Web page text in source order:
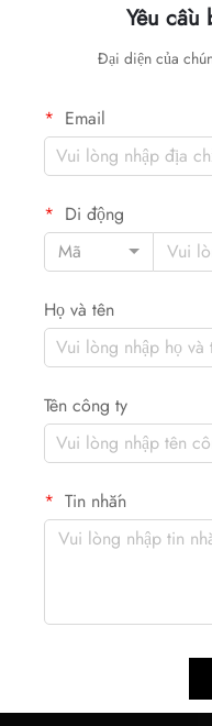
Yêu cầu
Đại diện của
Email
Di động
Mã
Họ và tên
Tên công ty
Tin nhắn